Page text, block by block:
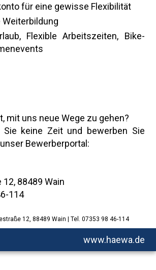
für eine gewisse Flexibilität
Flexible Arbeitszeiten, Bike-
mit uns neue Wege zu gehen?
Sie keine Zeit und bewerben Sie
Bewerberportal:
88489 Wain
114
12, 88489 Wain | Tel. 07353 98 46-114
www.haewa.de